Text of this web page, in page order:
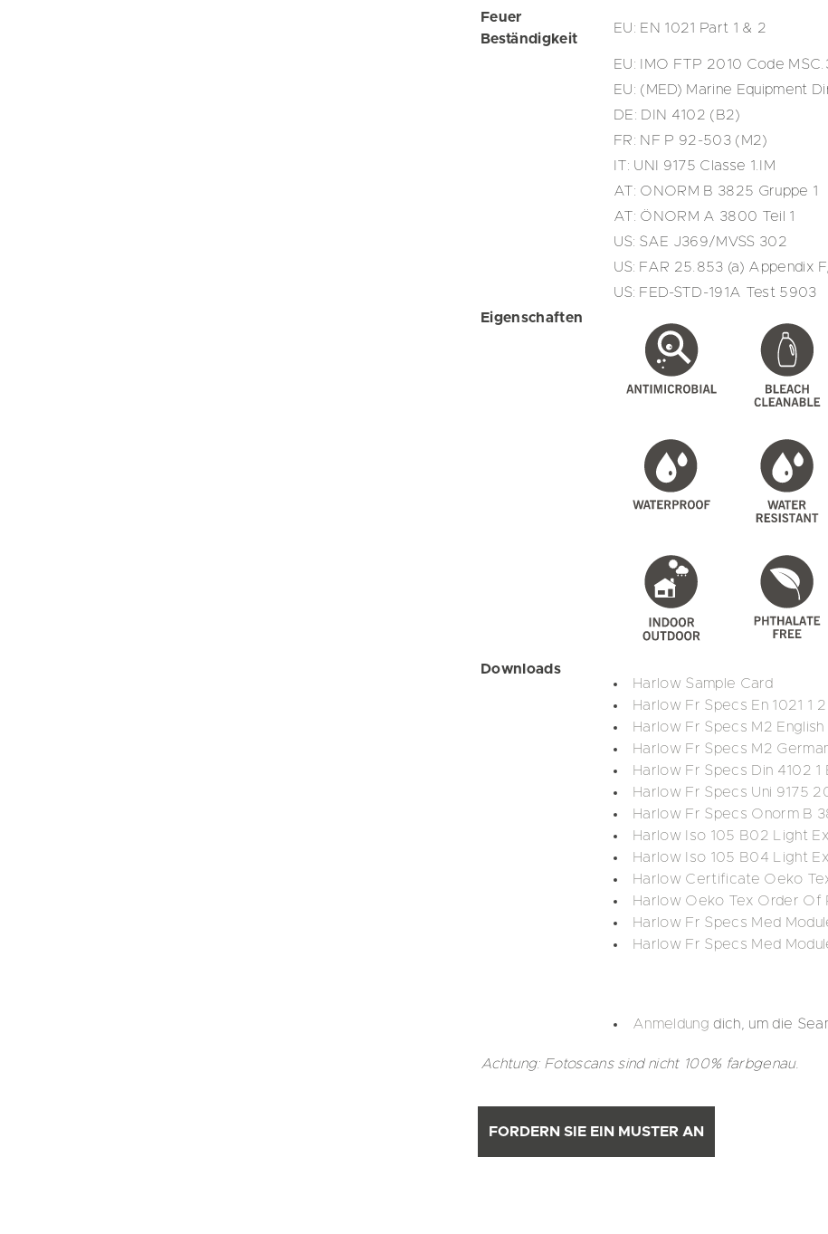
Feuer
Beständigkeit
EU: EN 1021 Part 1 & 2
EU: IMO FTP 2010 Code
EU: (MED) Marine Equipment
DE: DIN 4102 (B2)
FR: NF P 92-503 (M2)
IT: UNI 9175 Classe 1.IM
AT: ONORM B 3825 Gruppe 1
AT: ÖNORM A 3800 Teil 1
US: SAE J369/MVSS 302
US: FAR 25.853 (a) Appendix
US: FED-STD-191A Test 5903
Eigenschaften
Downloads
Harlow Sample Card
Harlow Fr Specs En 1021 1 2
Harlow Fr Specs M2 English
Harlow Fr Specs M2
Harlow Fr Specs Din 4102 1
Harlow Fr Specs Uni 9175
Harlow Fr Specs Onorm B
Harlow Iso 105 B02 Light
Harlow Iso 105 B04 Light
Harlow Certificate Oeko
Harlow Oeko Tex Order Of
Harlow Fr Specs Med
Harlow Fr Specs Med
Anmeldung dich, um die
Achtung: Fotoscans sind nicht 100% farbgenau.
FORDERN SIE EIN MUSTER AN